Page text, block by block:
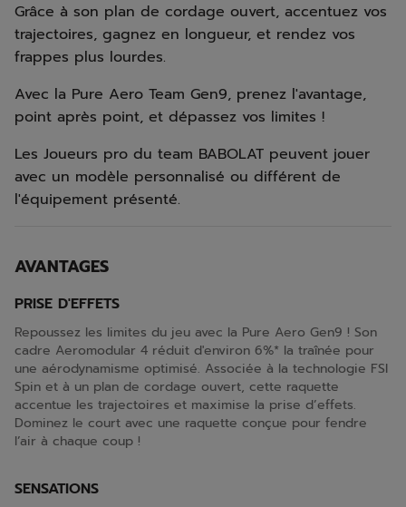
Grâce à son plan de cordage ouvert, accentuez vos
trajectoires, gagnez en longueur, et rendez vos
frappes plus lourdes.
Avec la Pure Aero Team Gen9, prenez l'avantage,
point après point, et dépassez vos limites !
Les Joueurs pro du team BABOLAT peuvent jouer
avec un modèle personnalisé ou différent de
l'équipement présenté.
AVANTAGES
PRISE D'EFFETS
Repoussez les limites du jeu avec la Pure Aero Gen9 ! Son
cadre Aeromodular 4 réduit d'environ 6%* la traînée pour
une aérodynamisme optimisé. Associée à la technologie FSI
Spin et à un plan de cordage ouvert, cette raquette
accentue les trajectoires et maximise la prise d’effets.
Dominez le court avec une raquette conçue pour fendre
l’air à chaque coup !
SENSATIONS